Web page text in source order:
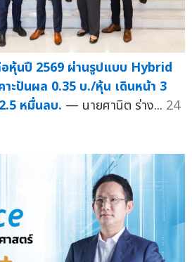
หุ้นปี 2569 ผ่านรูปแบบ Hybrid
าะปันผล 0.35 บ./หุ้น เดินหน้า 3
หมื่นลบ. — นายศานิต ร่าง... 24